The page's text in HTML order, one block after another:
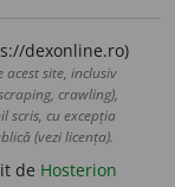
dexonline.ro)
site, inclusiv
crawling),
scris, cu excepția
(vezi licența).
de Hosterion